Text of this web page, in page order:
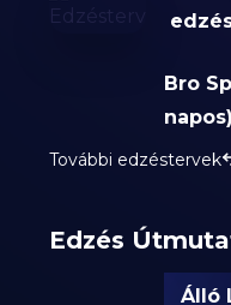
Bro
napos)
További edzéstervek
Edzés
Álló